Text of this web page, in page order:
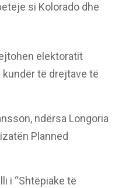
si Kolorado dhe
elektoratit
të drejtave të
ndërsa Longoria
Planned
i “Shtëpiake të